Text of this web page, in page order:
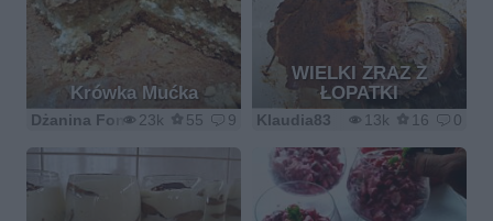
Krówka Mućka
23k 55 9
Dżanina Fonda
WIELKI ZRAZ Z
ŁOPATKI
13k 16 0
Klaudia83